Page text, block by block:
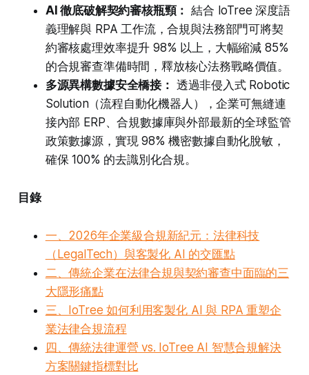
AI 徹底破解契約審核瓶頸： 結合 IoTree 深度語
義理解與 RPA 工作流，合規與法務部門可將契
約審核處理效率提升 98% 以上，大幅縮減 85%
的合規審查準備時間，釋放核心法務戰略價值。
多源異構數據安全橋接： 透過非侵入式 Robotic
Solution（流程自動化機器人），企業可無縫連
接內部 ERP、合規數據庫與外部最新的全球監管
政策數據源，實現 98% 機密數據自動化脫敏，
確保 100% 的去識別化合規。
目錄
一、2026年企業級合規新紀元：法律科技
（LegalTech）與客製化 AI 的交匯點
二、傳統企業在法律合規與契約審查中面臨的三
大隱形痛點
三、IoTree 如何利用客製化 AI 與 RPA 重塑企
業法律合規流程
四、傳統法律運營 vs. IoTree AI 智慧合規解決
方案關鍵指標對比